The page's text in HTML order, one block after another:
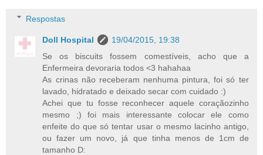
Respostas
Doll Hospital
19/04/2015, 19:38
Se os biscuits fossem comestíveis, acho que a
Enfermeira devoraria todos <3 hahahaa
As crinas não receberam nenhuma pintura, foi só ter
lavado, hidratado e deixado secar com cuidado :)
Achei que tu fosse reconhecer aquele coraçãozinho
mesmo ;) foi mais interessante colocar ele como
enfeite do que só tentar usar o mesmo lacinho antigo,
ou fazer um novo, já que tinha menos de 1cm de
tamanho D: